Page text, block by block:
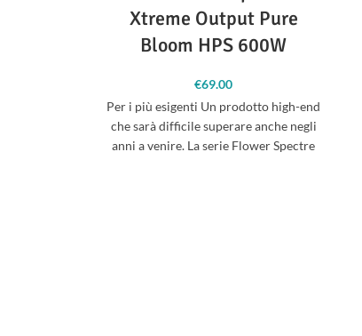
Xtreme Output Pure
Bloom HPS 600W
€69.00
Per i più esigenti Un prodotto high-end
che sarà difficile superare anche negli
anni a venire. La serie Flower Spectre